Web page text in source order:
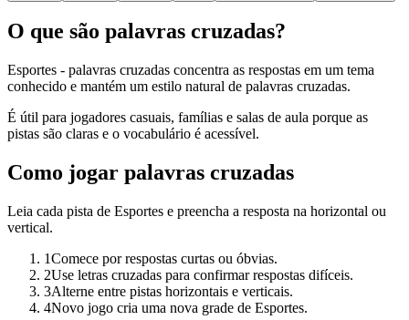
O que são palavras cruzadas?
Esportes - palavras cruzadas concentra as respostas em um tema
conhecido e mantém um estilo natural de palavras cruzadas.
É útil para jogadores casuais, famílias e salas de aula porque as
pistas são claras e o vocabulário é acessível.
Como jogar palavras cruzadas
Leia cada pista de Esportes e preencha a resposta na horizontal ou
vertical.
1Comece por respostas curtas ou óbvias.
2Use letras cruzadas para confirmar respostas difíceis.
3Alterne entre pistas horizontais e verticais.
4Novo jogo cria uma nova grade de Esportes.